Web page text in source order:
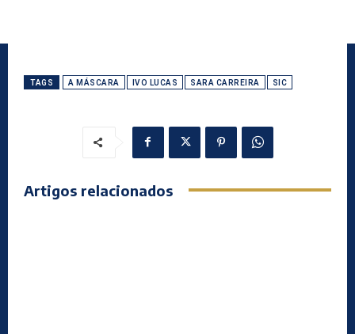
TAGS A MÁSCARA IVO LUCAS SARA CARREIRA SIC
Artigos relacionados